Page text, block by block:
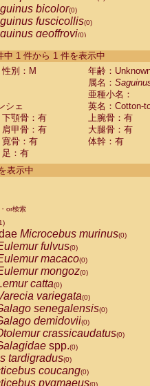
bicolor(0)
fuscicollis(0)
geoffroyi(0)
labiatus(0)
leucopus (0)
nigricollis (0)
oedipus
weddelli
spp.
trivirgatus
albifrons
nigrivittatus
boliviensis(0)
sciureus(0)
caraya(0)
fusca(0)
seniculus
spp.(0)
belzebuth(0)
geoffroyi(0)
paniscus(0)
spp.(0)
lagothricha
lagothricha cana
Cacajao calvus rubicundus
中 1 件から 1 件を表示中
性別：M
年齢：
属名：
亜種小名：
シェ
英名：Cotton-
下顎骨：有 上腕骨：有
肩甲骨：有 大腿骨：有
寛骨：有
体幹：有
足：有
表示中
or検索
Microcebus murinus(0)
fulvus(0)
macaco(0)
mongoz(0)
catta(0)
variegata(0)
senegalensis(0)
demidovii(0)
crassicaudatus(0)
spp.(0)
tardigradus(0)
coucang(0)
pygmaeus(0)